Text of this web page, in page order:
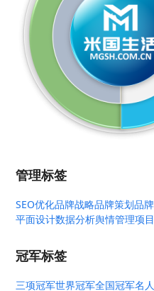
管理标签
SEO优化品牌战略品牌策划品
平面设计数据分析舆情管理项
冠军标签
三项冠军世界冠军全国冠军名